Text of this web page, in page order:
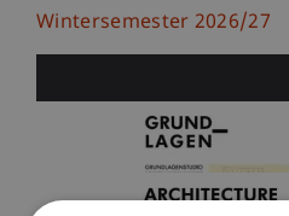
Wintersemester 2026/27